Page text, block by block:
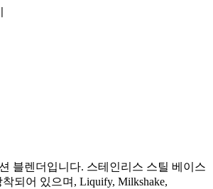
블렌더입니다. 스테인리스 스틸 베이스
되어 있으며, Liquify, Milkshake,